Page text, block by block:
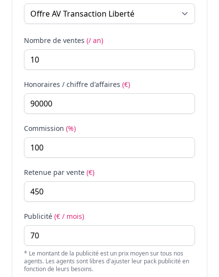
Nombre de ventes (/ an)
Honoraires / chiffre d'affaires (€)
Commission (%)
Retenue par vente (€)
Publicité (€ / mois)
* Le montant de la publicité est un prix moyen sur tous nos
agents. Les agents sont libres d'ajuster leur pack publicité en
fonction de leurs besoins.